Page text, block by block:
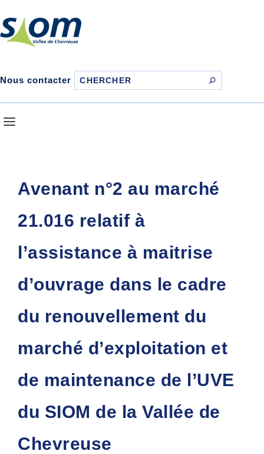
Nous contacter
Avenant n°2 au marché
21.016 relatif à
l’assistance à maitrise
d’ouvrage dans le cadre
du renouvellement du
marché d’exploitation et
de maintenance de l’UVE
du SIOM de la Vallée de
Chevreuse